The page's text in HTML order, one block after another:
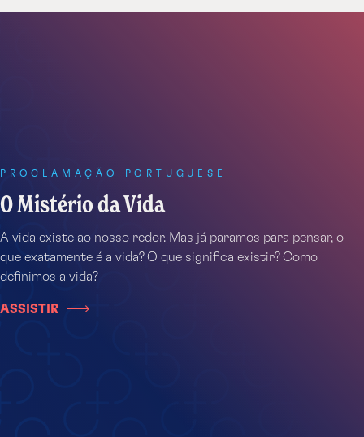
O Mistério da Vida
PROCLAMAÇÃO PORTUGUESE
A vida existe ao nosso redor. Mas já paramos para pensar, o
que exatamente é a vida? O que significa existir? Como
definimos a vida?
ASSISTIR